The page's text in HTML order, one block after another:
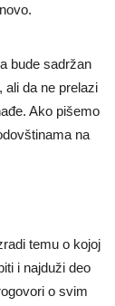
bude sadržan
ali da ne prelazi
Ako pišemo
na
temu o kojoj
i najduži deo
o svim